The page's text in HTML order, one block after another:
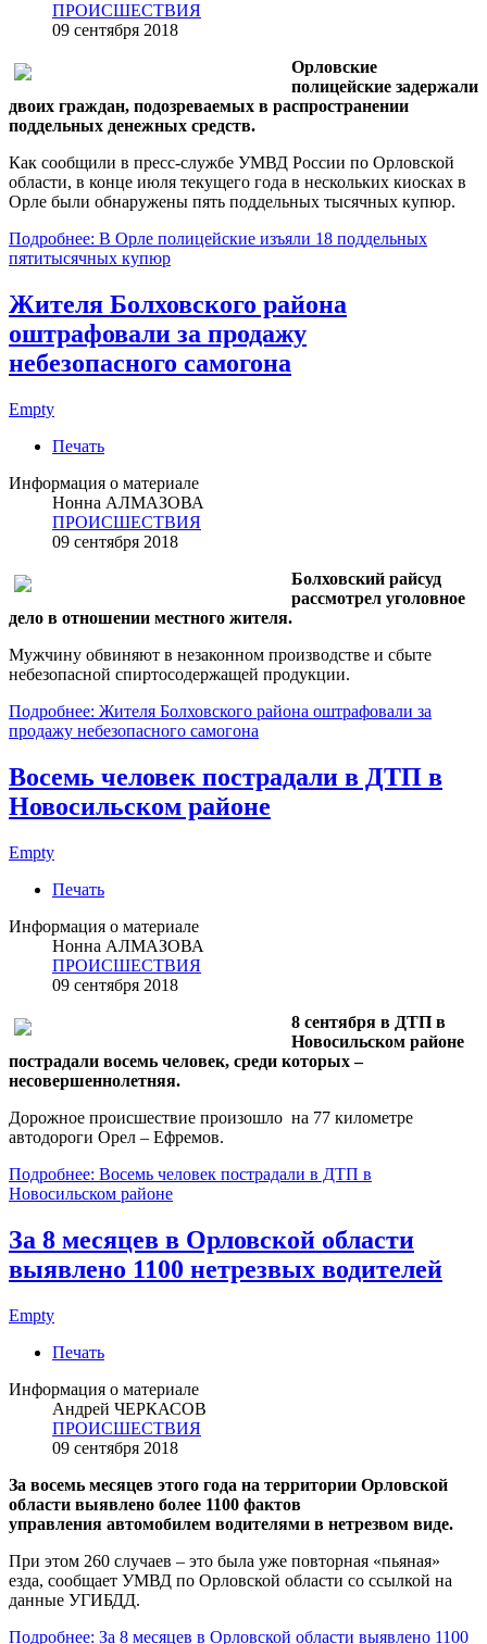
ПРОИСШЕСТВИЯ
09 сентября 2018
Орловские
полицейские задержали
двоих граждан, подозреваемых в распространении
поддельных денежных средств.
Как сообщили в пресс-службе УМВД России по Орловской
области, в конце июля текущего года в нескольких киосках в
Орле были обнаружены пять поддельных тысячных купюр.
Подробнее: В Орле полицейские изъяли 18 поддельных
пятитысячных купюр
Жителя Болховского района
оштрафовали за продажу
небезопасного самогона
Empty
Печать
Информация о материале
Нонна АЛМАЗОВА
ПРОИСШЕСТВИЯ
09 сентября 2018
Болховский райсуд
рассмотрел уголовное
дело в отношении местного жителя.
Мужчину обвиняют в незаконном производстве и сбыте
небезопасной спиртосодержащей продукции.
Подробнее: Жителя Болховского района оштрафовали за
продажу небезопасного самогона
Восемь человек пострадали в ДТП в
Новосильском районе
Empty
Печать
Информация о материале
Нонна АЛМАЗОВА
ПРОИСШЕСТВИЯ
09 сентября 2018
8 сентября в ДТП в
Новосильском районе
пострадали восемь человек, среди которых –
несовершеннолетняя.
Дорожное происшествие произошло на 77 километре
автодороги Орел – Ефремов.
Подробнее: Восемь человек пострадали в ДТП в
Новосильском районе
За 8 месяцев в Орловской области
выявлено 1100 нетрезвых водителей
Empty
Печать
Информация о материале
Андрей ЧЕРКАСОВ
ПРОИСШЕСТВИЯ
09 сентября 2018
За восемь месяцев этого года на территории Орловской
области выявлено более 1100 фактов
управления автомобилем водителями в нетрезвом виде.
При этом 260 случаев – это была уже повторная «пьяная»
езда, сообщает УМВД по Орловской области со ссылкой на
данные УГИБДД.
Подробнее: За 8 месяцев в Орловской области выявлено 1100